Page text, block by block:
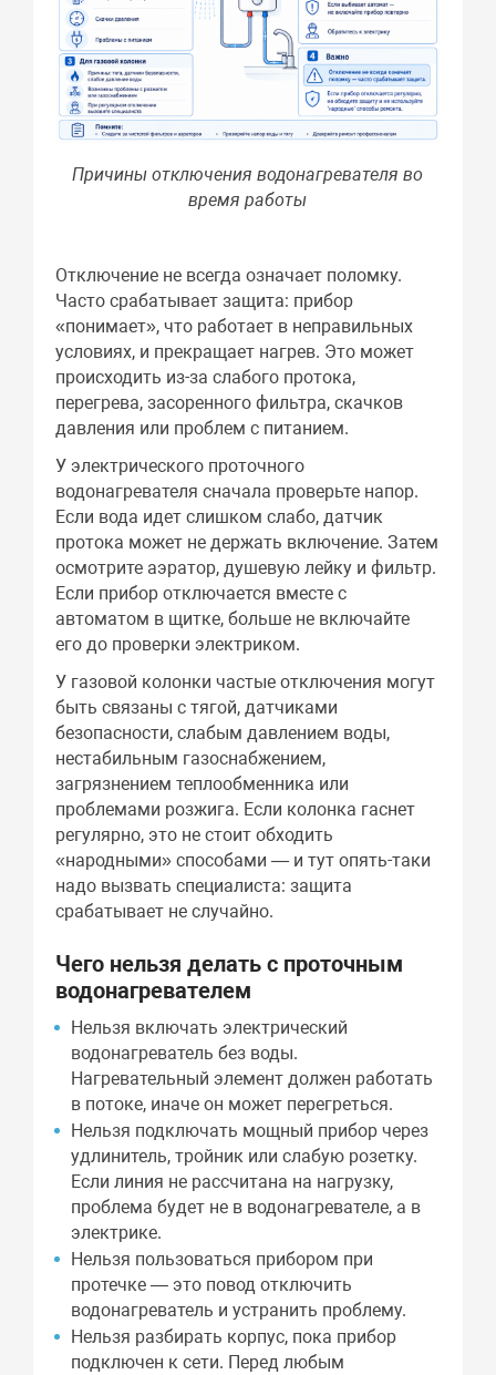
Причины отключения водонагревателя во
время работы
Отключение не всегда означает поломку.
Часто срабатывает защита: прибор
«понимает», что работает в неправильных
условиях, и прекращает нагрев. Это может
происходить из-за слабого протока,
перегрева, засоренного фильтра, скачков
давления или проблем с питанием.
У электрического проточного
водонагревателя сначала проверьте напор.
Если вода идет слишком слабо, датчик
протока может не держать включение. Затем
осмотрите аэратор, душевую лейку и фильтр.
Если прибор отключается вместе с
автоматом в щитке, больше не включайте
его до проверки электриком.
У газовой колонки частые отключения могут
быть связаны с тягой, датчиками
безопасности, слабым давлением воды,
нестабильным газоснабжением,
загрязнением теплообменника или
проблемами розжига. Если колонка гаснет
регулярно, это не стоит обходить
«народными» способами — и тут опять-таки
надо вызвать специалиста: защита
срабатывает не случайно.
Чего нельзя делать с проточным
водонагревателем
Нельзя включать электрический
водонагреватель без воды.
Нагревательный элемент должен работать
в потоке, иначе он может перегреться.
Нельзя подключать мощный прибор через
удлинитель, тройник или слабую розетку.
Если линия не рассчитана на нагрузку,
проблема будет не в водонагревателе, а в
электрике.
Нельзя пользоваться прибором при
протечке — это повод отключить
водонагреватель и устранить проблему.
Нельзя разбирать корпус, пока прибор
подключен к сети. Перед любым